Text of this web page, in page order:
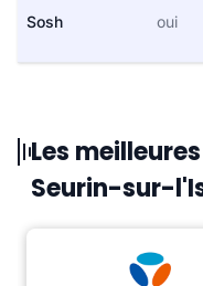
Sosh oui
Les
Seurin-sur-